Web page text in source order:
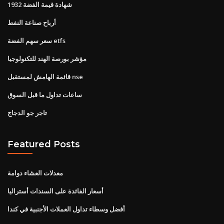
1932 شهادة قيمة الفضة
أرباح صناعة النفط
سعر سهم الفضة etfs
مؤشر بورصة الهند للتكنولوجيا
قائمة الهامش لمستقبل nse
ساعات تداول ما قبل السوق
تاجر جو الدجاج
Featured Posts
معدلات العشاء دوامة
أسعار الفائدة على السندات أستراليا
أفضل وسطاء تداول العملات الأجنبية في كندا